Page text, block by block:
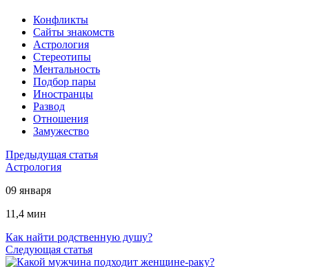
Конфликты
Сайты знакомств
Астрология
Стереотипы
Ментальность
Подбор пары
Иностранцы
Развод
Отношения
Замужество
Предыдущая статья
Астрология
09 января
11,4 мин
Как найти родственную душу?
Следующая статья